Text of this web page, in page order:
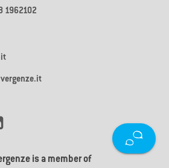
1962102
is a member of